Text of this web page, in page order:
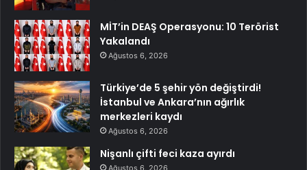
MİT’in DEAŞ Operasyonu: 10 Terörist
Yakalandı
Ağustos 6, 2026
Türkiye’de 5 şehir yön değiştirdi!
İstanbul ve Ankara’nın ağırlık
merkezleri kaydı
Ağustos 6, 2026
Nişanlı çifti feci kaza ayırdı
Ağustos 6, 2026